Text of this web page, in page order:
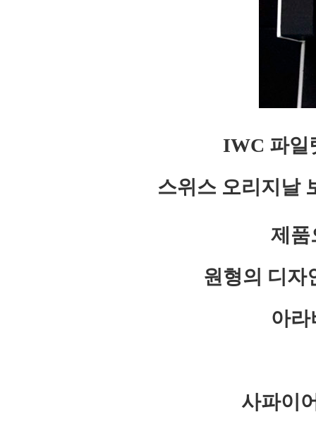
IWC 파일
스위스 오리지날
제
원형의 디자
아라
사파이